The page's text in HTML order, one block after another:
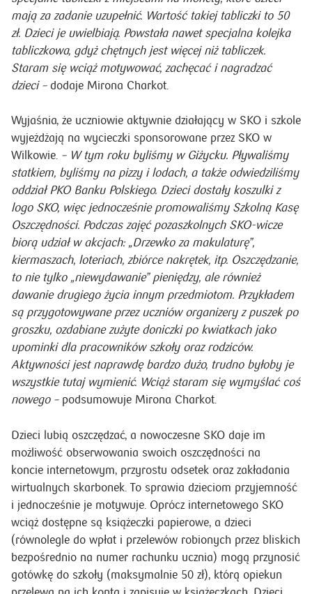
przedsięwzięcia.
– Ciekawym sposobem oraz zachętą do oszczędzania są
specjalne tabliczki z miejscami na monety, które dzieci
mają za zadanie uzupełnić. Wartość takiej tabliczki to 50
zł. Dzieci je uwielbiają. Powstała nawet specjalna kolejka
tabliczkowa, gdyż chętnych jest więcej niż tabliczek.
Staram się wciąż motywować, zachęcać i nagradzać
dzieci – dodaje Mirona Charkot.
Wyjaśnia, że uczniowie aktywnie działający w SKO i szkole
wyjeżdżają na wycieczki sponsorowane przez SKO w
Wilkowie. – W tym roku byliśmy w Giżycku. Pływaliśmy
statkiem, byliśmy na pizzy i lodach, a także odwiedziliśmy
oddział PKO Banku Polskiego. Dzieci dostały koszulki z
logo SKO, więc jednocześnie promowaliśmy Szkolną Kasę
Oszczędności. Podczas zajęć pozaszkolnych SKO-wicze
biorą udział w akcjach: „Drzewko za makulaturę”,
kiermaszach, loteriach, zbiórce nakrętek, itp. Oszczędzanie,
to nie tylko „niewydawanie” pieniędzy, ale również
dawanie drugiego życia innym
przedmiotom. Przykładem
są przygotowywane przez uczniów organizery z puszek po
groszku, ozdabiane zużyte doniczki po kwiatkach jako
upominki dla pracowników szkoły oraz rodziców.
Aktywności jest naprawdę bardzo dużo, trudno byłoby je
wszystkie tutaj wymienić. Wciąż staram się wymyślać coś
nowego –
podsumowuje Mirona Charkot.
Dzieci lubią oszczędzać, a nowoczesne SKO daje im
możliwość obserwowania swoich oszczędności na
koncie internetowym, przyrostu odsetek oraz zakładania
wirtualnych skarbonek. To sprawia dzieciom przyjemność
i jednocześnie je motywuje. Oprócz internetowego SKO
wciąż dostępne są książeczki papierowe, a dzieci